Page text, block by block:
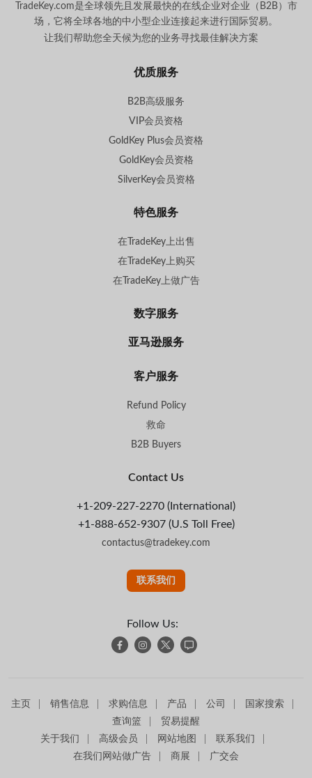
TradeKey.com是全球领先且发展最快的在线企业对企业（B2B）市
场，它将全球各地的中小型企业连接起来进行国际贸易。
让我们帮助您全天候为您的业务寻找最佳解决方案
优质服务
B2B高级服务
VIP会员资格
GoldKey Plus会员资格
GoldKey会员资格
SilverKey会员资格
特色服务
在TradeKey上出售
在TradeKey上购买
在TradeKey上做广告
数字服务
亚马逊服务
客户服务
Refund Policy
救命
B2B Buyers
Contact Us
+1-209-227-2270 (International)
+1-888-652-9307 (U.S Toll Free)
contactus@tradekey.com
联系我们
Follow Us:
主页 销售信息 求购信息 产品 公司
国家搜索
查询篮
贸易提醒
关于我们
高级会员 网站地图
联系我们
在我们网站做广告
商展 广交会